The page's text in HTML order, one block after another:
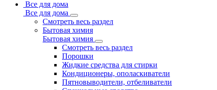
Все для дома
Все для дома
Смотреть весь раздел
Бытовая химия
Бытовая химия
Смотреть весь раздел
Порошки
Жидкие средства для стирки
Кондиционеры, ополаскиватели
Пятновыводители, отбеливатели